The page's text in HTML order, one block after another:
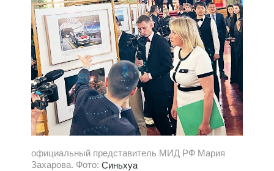
официальный представитель МИД РФ Мария
Захарова. Фото: Синьхуа